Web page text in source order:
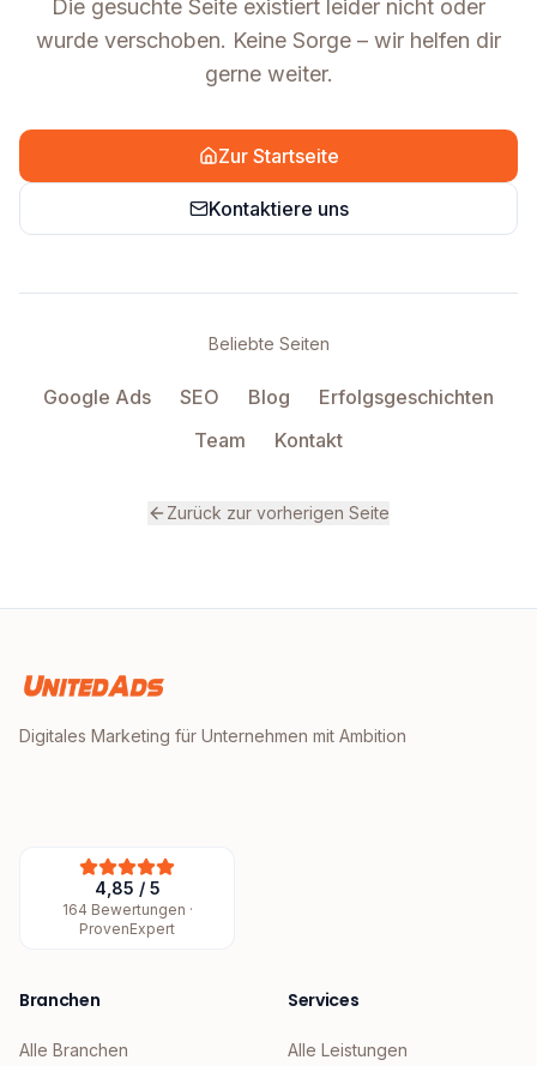
Die gesuchte Seite existiert leider nicht oder
wurde verschoben. Keine Sorge – wir helfen dir
gerne weiter.
Zur Startseite
Kontaktiere uns
Beliebte Seiten
Google Ads SEO Blog
Erfolgsgeschichten
Team
Kontakt
Zurück zur vorherigen Seite
Digitales Marketing für Unternehmen mit Ambition
4,85 / 5
164 Bewertungen ·
ProvenExpert
Branchen
Alle Branchen
Services
Alle Leistungen